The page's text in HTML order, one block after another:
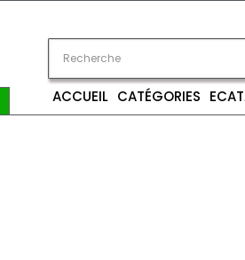
ACCUEIL CATÉGORIES